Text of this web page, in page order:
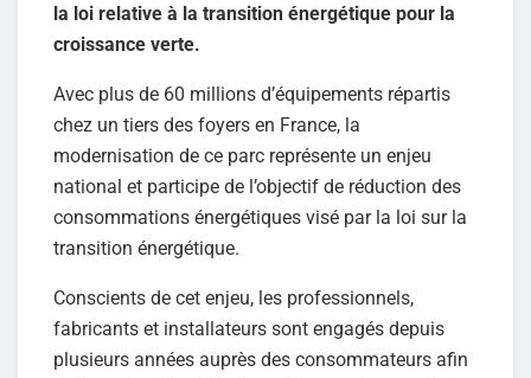
la loi relative à la transition énergétique pour la
croissance verte.
Avec plus de 60 millions d’équipements répartis
chez un tiers des foyers en France, la
modernisation de ce parc représente un enjeu
national et participe de l’objectif de réduction des
consommations énergétiques visé par la loi sur la
transition énergétique.
Conscients de cet enjeu, les professionnels,
fabricants et installateurs sont engagés depuis
plusieurs années auprès des consommateurs afin